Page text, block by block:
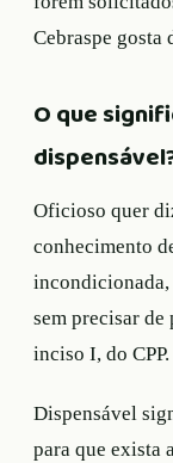
Cebraspe gosta
O que
Oficioso quer
conhecimento
sem precisar de
inciso I, do CPP.
Dispensável
para que exista